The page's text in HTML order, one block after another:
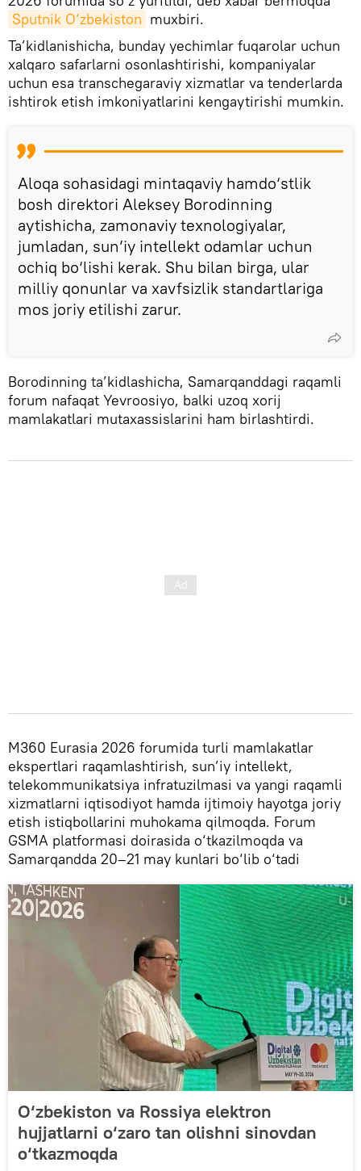
Sputnik O‘zbekiston muxbiri.
Ta’kidlanishicha, bunday yechimlar fuqarolar uchun
xalqaro safarlarni osonlashtirishi, kompaniyalar
uchun esa transchegaraviy xizmatlar va tenderlarda
ishtirok etish imkoniyatlarini kengaytirishi mumkin.
Aloqa sohasidagi mintaqaviy hamdo‘stlik
bosh direktori Aleksey Borodinning
aytishicha, zamonaviy texnologiyalar,
jumladan, sun’iy intellekt odamlar uchun
ochiq bo‘lishi kerak. Shu bilan birga, ular
milliy qonunlar va xavfsizlik standartlariga
mos joriy etilishi zarur.
Borodinning ta’kidlashicha, Samarqanddagi raqamli
forum nafaqat Yevroosiyo, balki uzoq xorij
mamlakatlari mutaxassislarini ham birlashtirdi.
M360 Eurasia 2026 forumida turli mamlakatlar
ekspertlari raqamlashtirish, sun’iy intellekt,
telekommunikatsiya infratuzilmasi va yangi raqamli
xizmatlarni iqtisodiyot hamda ijtimoiy hayotga joriy
etish istiqbollarini muhokama qilmoqda. Forum
GSMA platformasi doirasida o‘tkazilmoqda va
Samarqandda 20–21 may kunlari bo‘lib o‘tadi
O‘zbekiston va Rossiya elektron
hujjatlarni o‘zaro tan olishni sinovdan
o‘tkazmoqda